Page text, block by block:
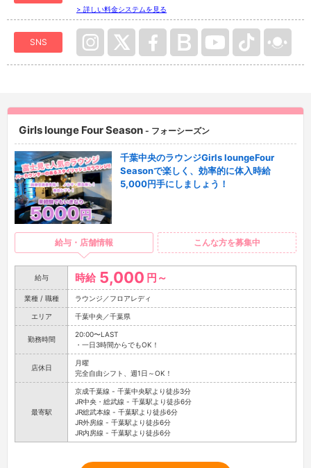
> 詳しい料金システムを見る
SNS
Girls lounge Four Season - フォーシーズン
千葉中央のラウンジGirls loungeFour
Seasonで楽しく、効率的に体入時給
5,000円手にしましょう！
給与・店舗情報 こんな方を募集中
給与 時給 5,000 円～
業種 / 職種 ラウンジ／フロアレディ
エリア 千葉中央／千葉県
勤務時間
20:00〜LAST
・一日3時間からでもOK！
店休日
月曜
完全自由シフト、週1日～OK！
最寄駅
京成千葉線 - 千葉中央駅より徒歩3分
JR中央・総武線 - 千葉駅より徒歩6分
JR総武本線 - 千葉駅より徒歩6分
JR外房線 - 千葉駅より徒歩6分
JR内房線 - 千葉駅より徒歩6分